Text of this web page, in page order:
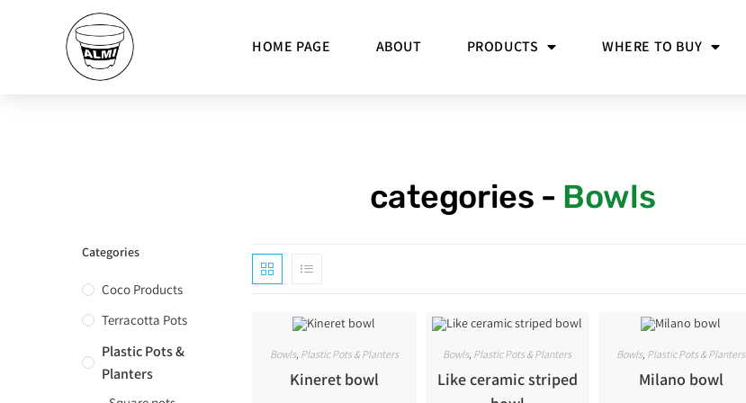
HOME PAGE ABOUT PRODUCTS WHERE TO BUY
categories - Bowls
Categories
Coco Products
Terracotta Pots
Plastic Pots &
Planters
Bowls, Plastic Pots & Planters
Kineret bowl
Bowls Plastic Pots & Planters
Like ceramic striped
Bowls Plastic Pots & Planters
Milano bowl